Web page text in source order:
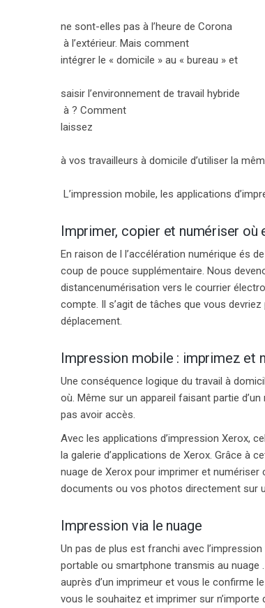
ne sont-elles pas à l’heure de Corona
à l’extérieur. Mais comment
intégrer le « domicile » au « bureau » et
saisir l’environnement de travail hybride
à ? Comment
laissez
à vos travailleurs à domicile d’utiliser la
L’impression mobile, les applications
Imprimer, copier et numériser où
En raison de l l’accélération numérique és
coup de pouce supplémentaire. Nous
distancenumérisation vers le courrier
compte. Il s’agit de tâches que vous
déplacement.
Impression mobile : imprimez et
Une conséquence logique du travail à
où. Même sur un appareil faisant partie
pas avoir accès.
Avec les applications d’impression Xerox,
la galerie d’applications de Xerox. Grâce à
nuage de Xerox pour imprimer et
documents ou vos photos directement sur
Impression via le nuage
Un pas de plus est franchi avec
portable ou smartphone transmis au nuage .
auprès d’un imprimeur et vous le confirme
vous le souhaitez et imprimer sur